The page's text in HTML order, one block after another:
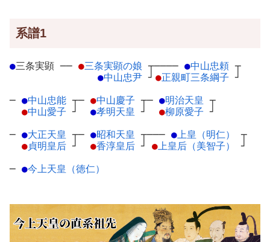
系譜1
●三条実顕 ── ●三条実顕の娘 ┬
●中山忠尹 ┘
──── ●中山忠頼 ┬
●正親町三条綱子 ┘
─ ●中山忠能 ┬
●中山愛子 ┘
─ ●中山慶子 ┬
●孝明天皇 ┘
─ ●明治天皇 ┬
●柳原愛子 ┘
─ ●大正天皇 ┬
●貞明皇后 ┘
─ ●昭和天皇 ┬
●香淳皇后 ┘
─── ●上皇（明仁）
┬
●上皇后（美智子） ┘
─ ●今上天皇（徳仁）